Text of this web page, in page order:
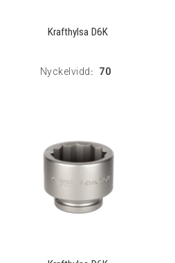
Krafthylsa D6K
Nyckelvidd : 70